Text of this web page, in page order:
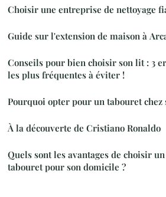
Choisir une entreprise de nettoyage
Guide sur l'extension de maison à
Conseils pour bien choisir son lit : 3
les plus fréquentes à éviter !
Pourquoi opter pour un tabouret chez
À la découverte de Cristiano Ronaldo
Quels sont les avantages de choisir un
tabouret pour son domicile ?